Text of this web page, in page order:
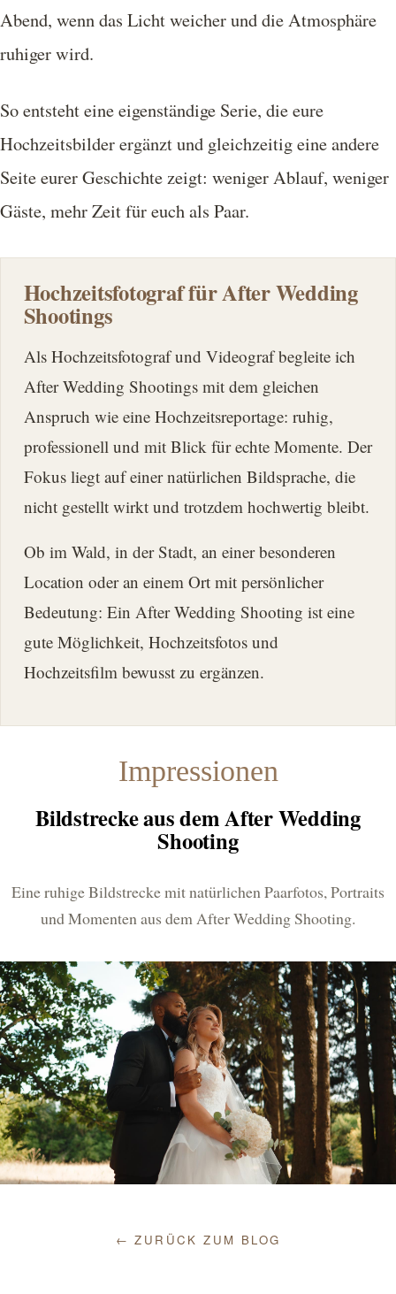
Abend, wenn das Licht weicher und die Atmosphäre
ruhiger wird.
So entsteht eine eigenständige Serie, die eure
Hochzeitsbilder ergänzt und gleichzeitig eine andere
Seite eurer Geschichte zeigt: weniger Ablauf, weniger
Gäste, mehr Zeit für euch als Paar.
Hochzeitsfotograf für After Wedding
Shootings
Als Hochzeitsfotograf und Videograf begleite ich
After Wedding Shootings mit dem gleichen
Anspruch wie eine Hochzeitsreportage: ruhig,
professionell und mit Blick für echte Momente. Der
Fokus liegt auf einer natürlichen Bildsprache, die
nicht gestellt wirkt und trotzdem hochwertig bleibt.
Ob im Wald, in der Stadt, an einer besonderen
Location oder an einem Ort mit persönlicher
Bedeutung: Ein After Wedding Shooting ist eine
gute Möglichkeit, Hochzeitsfotos und
Hochzeitsfilm bewusst zu ergänzen.
Impressionen
Bildstrecke aus dem After Wedding
Shooting
Eine ruhige Bildstrecke mit natürlichen Paarfotos, Portraits
und Momenten aus dem After Wedding Shooting.
← ZURÜCK ZUM BLOG